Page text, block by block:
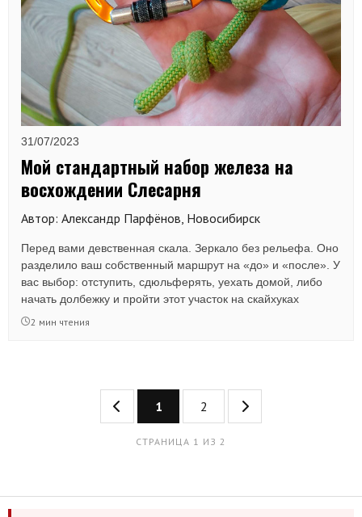
31/07/2023
Мой стандартный набор железа на
восхождении Слесарня
Автор: Александр Парфёнов, Новосибирск
Перед вами девственная скала. Зеркало без рельефа. Оно
разделило ваш собственный маршрут на «до» и «после». У
вас выбор: отступить, сдюльферять, уехать домой, либо
начать долбежку и пройти этот участок на скайхуках
2 мин чтения
1 2
СТРАНИЦА 1 ИЗ 2